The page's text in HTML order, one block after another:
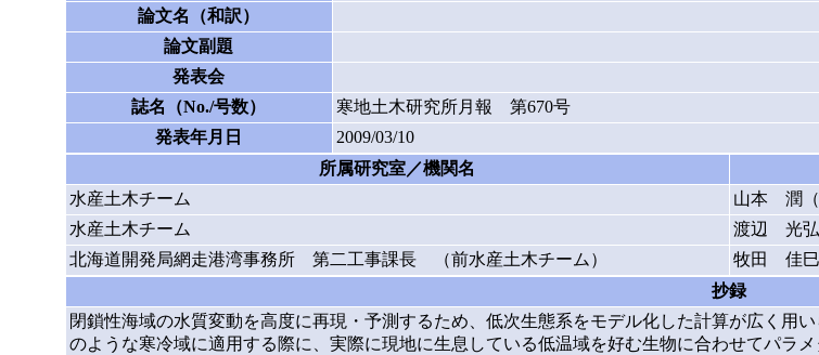
論文名（和訳）
論文副題
発表会
誌名（No./号数）
寒地土木研究所月報 第670号
発表年月日
2009/03/10
所属研究室／機関名
水産土木チーム
山本 潤（
水産土木チーム
渡辺 光弘
北海道開発局網走港湾事務所 第二工事課長 （前水産土木チーム）
牧田 佳巳
抄録
閉鎖性海域の水質変動を高度に再現・予測するため、低次生態系をモデル化した計算が広く用
のような寒冷域に適用する際に、実際に現地に生息している低温域を好む生物に合わせてパラ